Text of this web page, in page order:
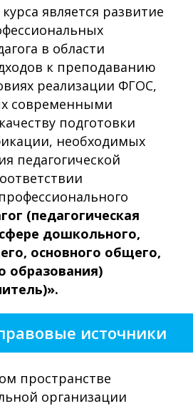
является развитие
в области
к преподаванию
реализации ФГОС,
современными
подготовки
необходимых
педагогической
(педагогическая
дошкольного,
основного общего,
образования)
источники
пространстве
организации